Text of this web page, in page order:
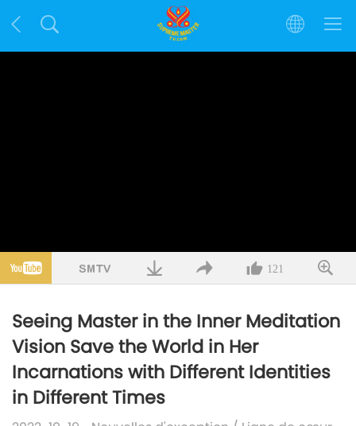
121
Seeing Master in the Inner Meditation
Vision Save the World in Her
Incarnations with Different Identities
in Different Times